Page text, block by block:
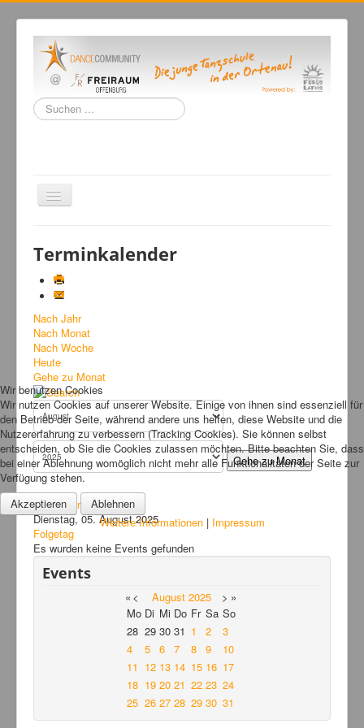
Suchen
...
Navigation
an/aus
Tanzschule
Kursangebot
Events
Fuegolatino
Bilder
News
Links
FAQ
Hansefit
Kontakt
Terminkalender
Nach Jahr
Nach Monat
Nach Woche
Heute
Gehe zu Monat
Gehe zu Monat
Vorheriger Tag
Dienstag, 05. August 2025
Folgetag
Es wurden keine Events gefunden
Events
« < August 2025 > »
Mo Di Mi Do Fr Sa So
28 29 30 31 1 2
3
4
5 6 7 8 9
10
11 12 13 14 15 16 17
18 19 20 21 22 23 24
25 26 27 28 29 30 31
Wir benutzen Cookies
Wir nutzen Cookies auf unserer Website. Einige von ihnen sind essenziell für
den Betrieb der Seite, während andere uns helfen, diese Website und die
Nutzererfahrung zu verbessern (Tracking Cookies). Sie können selbst
entscheiden, ob Sie die Cookies zulassen möchten. Bitte beachten Sie, dass
bei einer Ablehnung womöglich nicht mehr alle Funktionalitäten der Seite zur
Verfügung stehen.
Akzeptieren
Ablehnen
Weitere Informationen| Impressum